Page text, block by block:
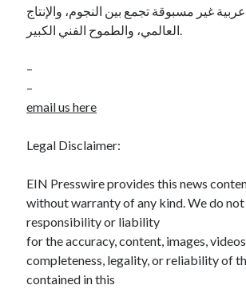
غير مسبوقة تجمع بين النجوم، والإنتاج
–
–
email us here
Legal Disclaimer:
EIN Presswire provides this news
without warranty of any kind. We do
responsibility or liability
for the accuracy, content, images,
completeness, legality, or reliability of
contained in this